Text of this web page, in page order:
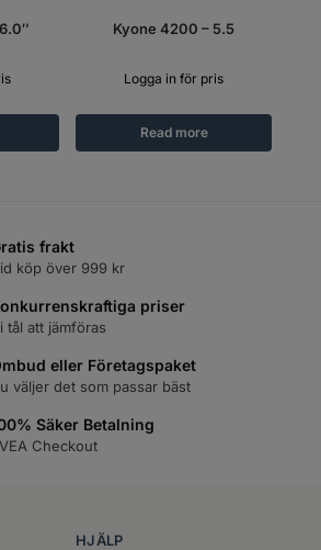
Kyone 4200 – 5.5
Logga in för pris
Read more
frakt
köp över 999 kr
priser
tål att jämföras
eller Företagspaket
väljer det som passar bäst
Säker Betalning
Checkout
HJÄLP